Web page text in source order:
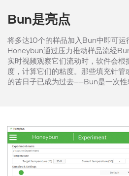
Bun是亮点
将多达10个的样品加入Bun中即可运
Honeybun通过压力推动样品流经
实时视频观察它们流动时，软件会根
度，计算它们的粘度。那些填充针
的苦日子已成为过去——Bun是一次性